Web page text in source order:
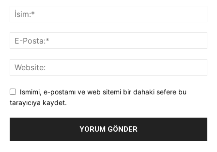
Ismimi, e-postamı ve web sitemi bir dahaki sefere bu
tarayıcıya kaydet.